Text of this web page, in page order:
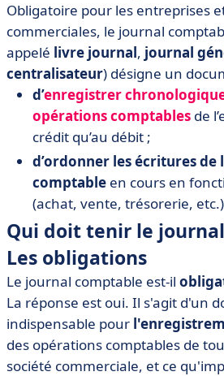
Obligatoire pour les entreprises
commerciales, le journal
appelé livre journal, journal
centralisateur) désigne un
d’enregistrer
opérations comptables de
crédit qu’au débit ;
d’ordonner les écritures de
comptable en cours en
(achat, vente, trésorerie,
Qui doit tenir le
Les obligations
Le journal comptable est-il
La réponse est oui. Il s'agit d'un
indispensable pour
des opérations comptables de
société commerciale, et ce